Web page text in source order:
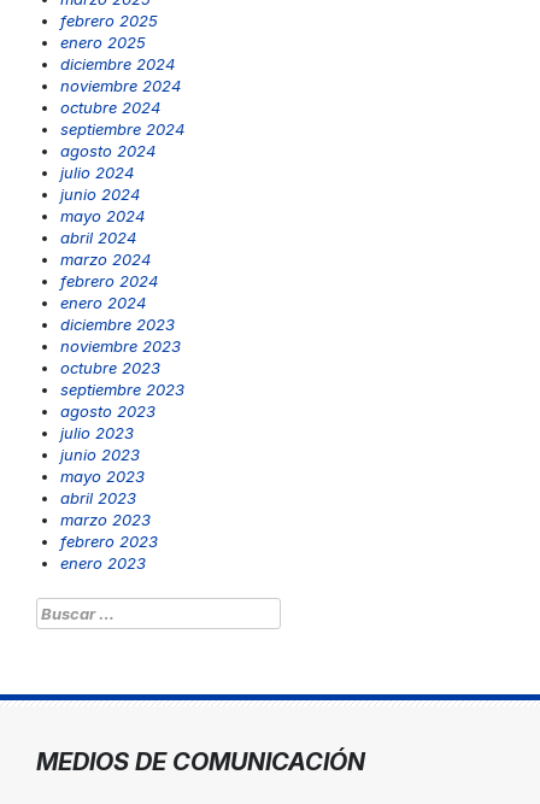
febrero 2025
enero 2025
diciembre 2024
noviembre 2024
octubre 2024
septiembre 2024
agosto 2024
julio 2024
junio 2024
mayo 2024
abril 2024
marzo 2024
febrero 2024
enero 2024
diciembre 2023
noviembre 2023
octubre 2023
septiembre 2023
agosto 2023
julio 2023
junio 2023
mayo 2023
abril 2023
marzo 2023
febrero 2023
enero 2023
Buscar:
MEDIOS DE COMUNICACIÓN